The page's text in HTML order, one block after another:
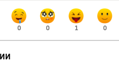
0 0 1 0